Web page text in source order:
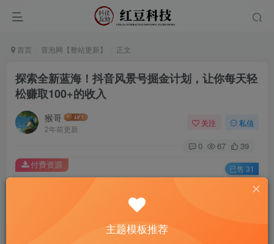
首页 冒泡网【整站更新】 正文
探索全新蓝海！抖音风景号掘金计划，让你每天轻
松赚取100+的收入
猴哥
2年前更新
关注 私信
0 67 39
此内容为付费资源，请付费后查看
￥9.9
付费资源 已售 31
主题模板推荐